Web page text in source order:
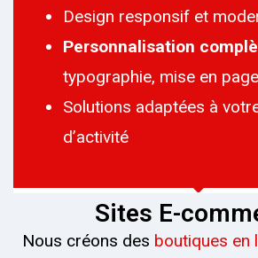
Design responsif et
Personnalisation
typographie, mise en page
Solutions adaptées à
d’activité
Sites E-
Nous créons des boutiques en